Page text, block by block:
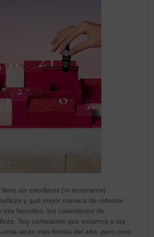
sin escribiros (ni mostraros)
y qué mejor manera de retomar
mis favoritos: los calendarios de
Soy consciente que estamos a las
atrás más bonita del año, pero creo